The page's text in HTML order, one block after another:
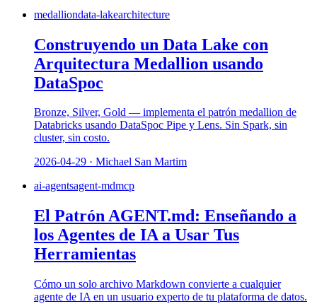
medalliondata-lakearchitecture
Construyendo un Data Lake con
Arquitectura Medallion usando
DataSpoc
Bronze, Silver, Gold — implementa el patrón medallion de
Databricks usando DataSpoc Pipe y Lens. Sin Spark, sin
cluster, sin costo.
2026-04-29 · Michael San Martim
ai-agentsagent-mdmcp
El Patrón AGENT.md: Enseñando a
los Agentes de IA a Usar Tus
Herramientas
Cómo un solo archivo Markdown convierte a cualquier
agente de IA en un usuario experto de tu plataforma de datos.